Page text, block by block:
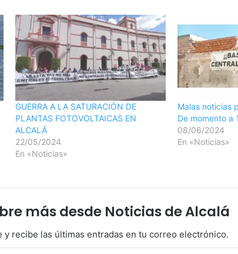
GUERRA A LA SATURACIÓN DE
PLANTAS FOTOVOLTAICAS EN
ALCALÁ
22/05/2024
En «Noticias»
Malas noticias
De momento a
08/06/2024
En «Noticias»
más desde Noticias de Alcalá
y recibe las últimas entradas en tu correo electrónico.